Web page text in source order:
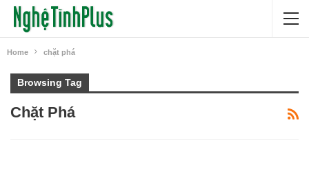
Home chặt phá
Browsing Tag
Chặt Phá